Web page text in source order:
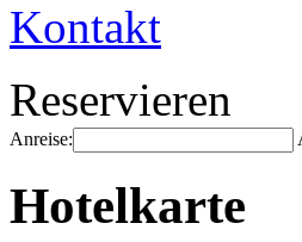
Kontakt
Reservieren
Anreise:
Hotelkarte